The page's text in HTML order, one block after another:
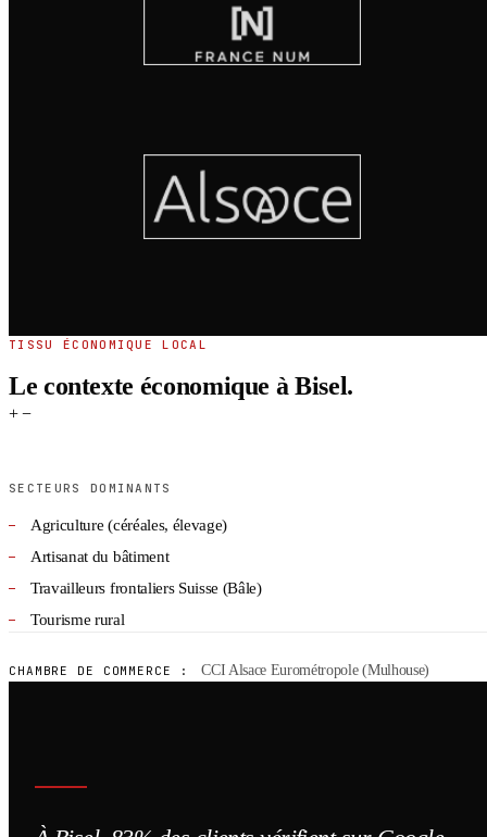
TISSU ÉCONOMIQUE LOCAL
Le contexte économique à Bisel.
+ −
SECTEURS DOMINANTS
Agriculture (céréales, élevage)
Artisanat du bâtiment
Travailleurs frontaliers Suisse (Bâle)
Tourisme rural
CHAMBRE DE COMMERCE : CCI Alsace Eurométropole (Mulhouse)